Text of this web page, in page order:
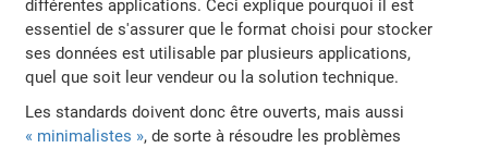
différentes applications. Ceci explique pourquoi il est
essentiel de s'assurer que le format choisi pour stocker
ses données est utilisable par plusieurs applications,
quel que soit leur vendeur ou la solution technique.
Les standards doivent donc être ouverts, mais aussi
« minimalistes », de sorte à résoudre les problèmes